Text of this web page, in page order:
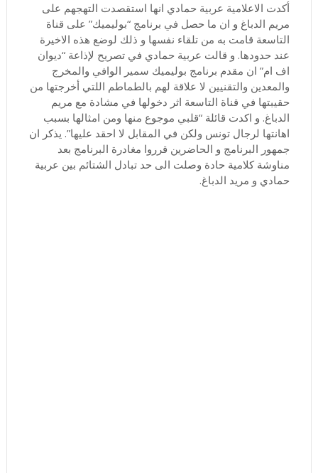
أكدت الاعلامية عربية حمادي انها استقصدت التهجهم على
مريم الدباغ و ان ما حصل في برنامج “بوليميك” على قناة
التاسعة قامت به من تلقاء نفسها و ذلك لوضع هذه الاخيرة
عند حدودها. و قالت عربية حمادي في تصريح لإذاعة “ديوان
اف ام” ان مقدم برنامج بوليميك سمير الوافي والمخرج
والمعدين والتقنيين لا علاقة لهم بالطماطم اللتي أخرجتها من
حقيبتها في قناة التاسعة اثر دخولها في مشادة مع مريم
الدباغ. و اكدت قائلة “قلبي موجوع منها ومن امثالها بسبب
اهانتها لرجال تونس ولكن في المقابل لا احقد عليها”. يذكر ان
جمهور البرنامج و الحاضرين قرروا مغادرة البرنامج بعد
مناوشة كلامية حادة وصلت الى حد تبادل الشتائم بين عربية
حمادي و مريد الدباغ.